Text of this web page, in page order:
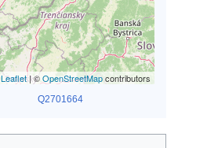
Leaflet| ©OpenStreetMapcontributors
Q2701664